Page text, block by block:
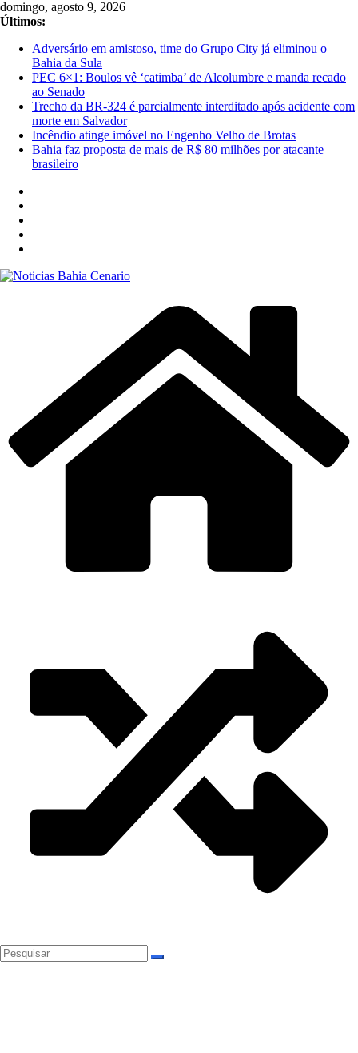
Pular
para
conteúdo
domingo, agosto 9, 2026
Últimos:
Adversário em amistoso, time do Grupo City já eliminou o
Bahia da Sula
PEC 6×1: Boulos vê ‘catimba’ de Alcolumbre e manda recado
ao Senado
Trecho da BR-324 é parcialmente interditado após acidente com
morte em Salvador
Incêndio atinge imóvel no Engenho Velho de Brotas
Bahia faz proposta de mais de R$ 80 milhões por atacante
brasileiro